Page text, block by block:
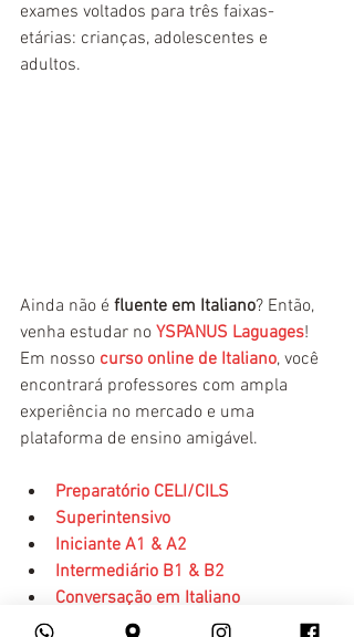
exames voltados para três faixas-
etárias: crianças, adolescentes e
adultos.
Ainda não é fluente em Italiano? Então,
venha estudar no YSPANUS Laguages!
Em nosso curso online de Italiano, você
encontrará professores com ampla
experiência no mercado e uma
plataforma de ensino amigável.
Preparatório CELI/CILS
Superintensivo
Iniciante A1 & A2
Intermediário B1 & B2
Conversação em Italiano
Aula Particular